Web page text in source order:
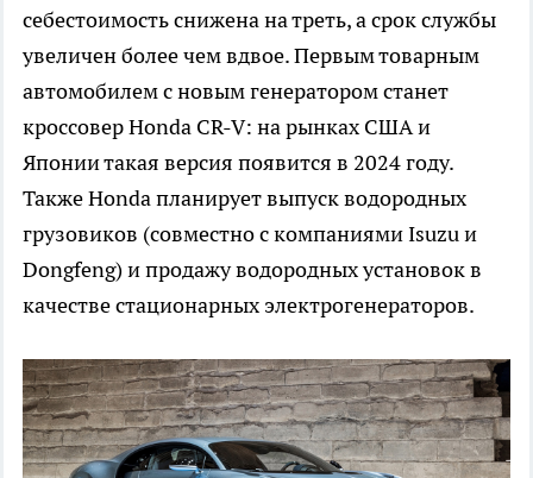
себестоимость снижена на треть, а срок службы
увеличен более чем вдвое. Первым товарным
автомобилем с новым генератором станет
кроссовер Honda CR-V: на рынках США и
Японии такая версия появится в 2024 году.
Также Honda планирует выпуск водородных
грузовиков (совместно с компаниями Isuzu и
Dongfeng) и продажу водородных установок в
качестве стационарных электрогенераторов.